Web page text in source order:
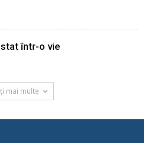
într-o vie
mai multe